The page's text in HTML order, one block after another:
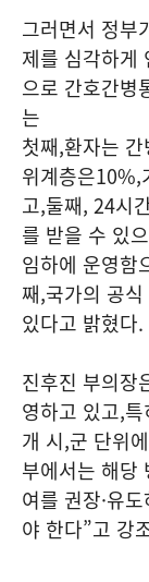
그러면서 정부
제를 심각하게
으로 간호간병
는
첫째,환자는 간
위계층은10%,
고,둘째, 24시
를 받을 수 있
임하에 운영함
째,국가의 공
있다고 밝혔다.
진후진 부의장
영하고 있고,
개 시,군 단위
부에서는 해당
여를 권장·유
야 한다”고 강